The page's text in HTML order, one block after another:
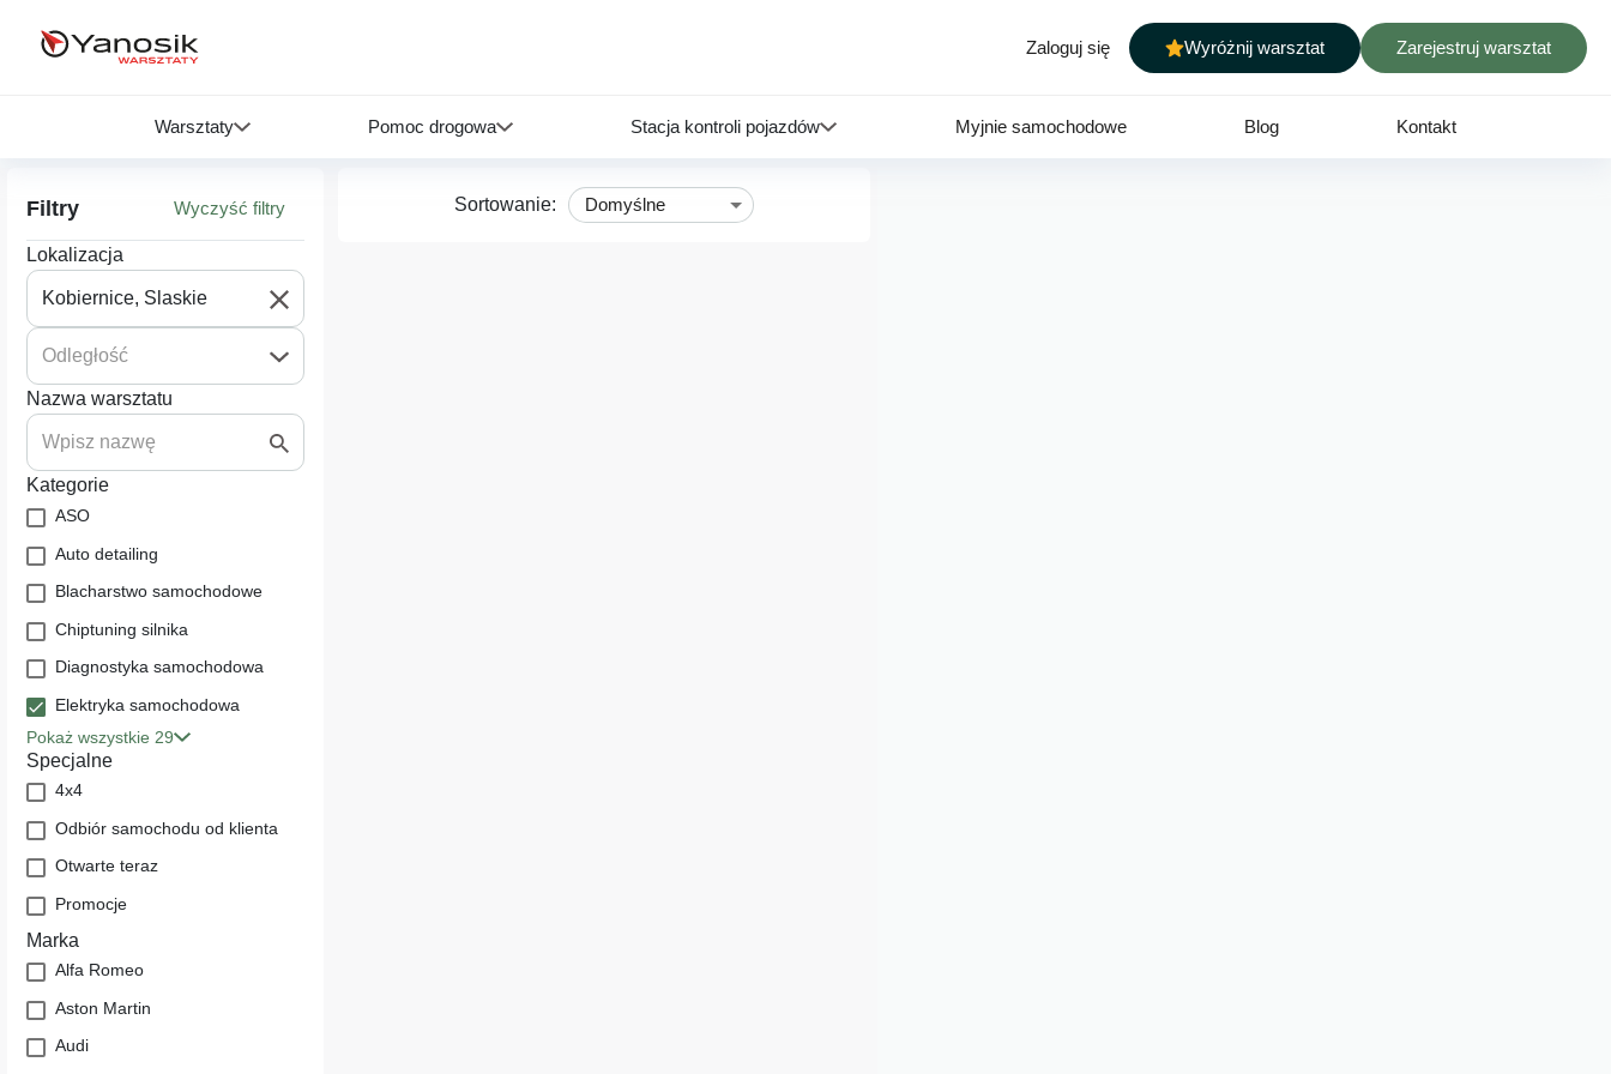
Zaloguj się Wyróżnij warsztat Zarejestruj warsztat
Warsztaty Pomoc drogowa Stacja kontroli pojazdów Myjnie samochodowe Blog Kontakt
Filtry Wyczyść filtry
Lokalizacja
Odległość
Nazwa warsztatu
Kategorie
ASO
Auto detailing
Blacharstwo samochodowe
Chiptuning silnika
Diagnostyka samochodowa
Elektryka samochodowa
Pokaż wszystkie 29
Specjalne
4x4
Odbiór samochodu od klienta
Otwarte teraz
Promocje
Marka
Alfa Romeo
Aston Martin
Audi
Sortowanie: Domyślne